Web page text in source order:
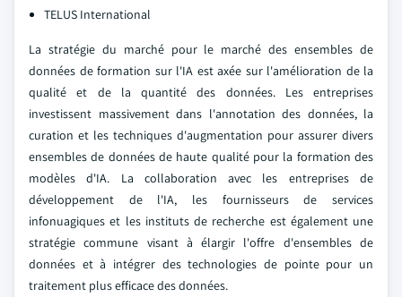
TELUS International
La stratégie du marché pour le marché des ensembles de
données de formation sur l'IA est axée sur l'amélioration de la
qualité et de la quantité des données. Les entreprises
investissent massivement dans l'annotation des données, la
curation et les techniques d'augmentation pour assurer divers
ensembles de données de haute qualité pour la formation des
modèles d'IA. La collaboration avec les entreprises de
développement de l'IA, les fournisseurs de services
infonuagiques et les instituts de recherche est également une
stratégie commune visant à élargir l'offre d'ensembles de
données et à intégrer des technologies de pointe pour un
traitement plus efficace des données.